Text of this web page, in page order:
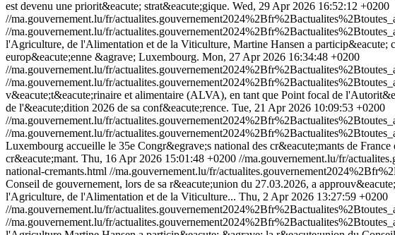
est devenu une priorit&eacute; strat&eacute;gique. Wed, 29 Apr 2026 16:52:12 +0200
//ma.gouvernement.lu/fr/
//ma.gouvernement.lu/fr/
l'Agriculture, de l'Alimentation et de la Viticulture, Martine Hansen a
europ&eacute;enne &agrave; Luxembourg. Mon, 27 Apr 2026 16:34:48 +0200
//ma.gouvernement.lu/fr/
//ma.gouvernement.lu/fr/
v&eacute;t&eacute;rinaire et alimentaire (ALVA), en tant que Point focal de
de l'&eacute;dition 2026 de sa conf&eacute;rence. Tue, 21 Apr 2026 10:09:53 +0200
//ma.gouvernement.lu/fr/
//ma.gouvernement.lu/fr/
Luxembourg accueille le 35e Congr&egrave;s national des cr&eacute;mants de
cr&eacute;mant. Thu, 16 Apr 2026 15:01:48 +0200 //ma.gouvernement.lu/fr/
national-cremants.html //ma.gouvernement.lu/fr/
Conseil de gouvernement, lors de sa r&eacute;union du 27.03.2026, a
l'Agriculture, de l'Alimentation et de la Viticulture... Thu, 2 Apr 2026 13:27:59 +0200
//ma.gouvernement.lu/fr/
//ma.gouvernement.lu/fr/